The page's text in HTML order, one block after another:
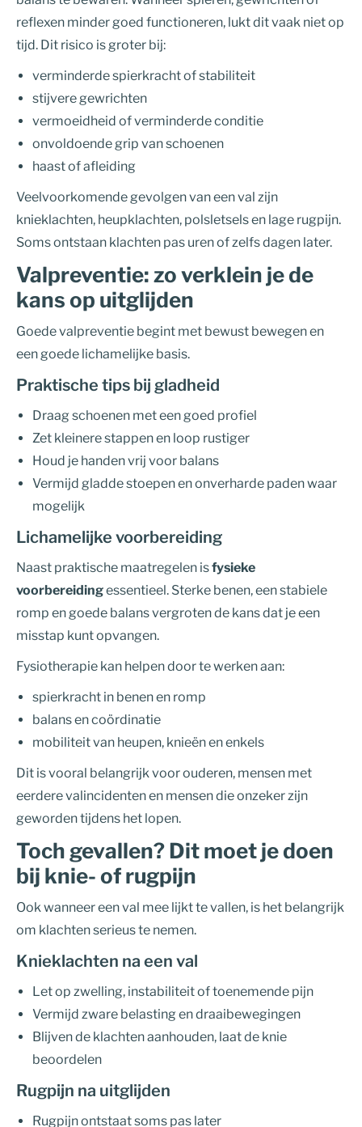
reflexen minder goed functioneren, lukt dit vaak niet op
tijd. Dit risico is groter bij:
verminderde spierkracht of stabiliteit
stijvere gewrichten
vermoeidheid of verminderde conditie
onvoldoende grip van schoenen
haast of afleiding
Veelvoorkomende gevolgen van een val zijn
knieklachten, heupklachten, polsletsels en lage rugpijn.
Soms ontstaan klachten pas uren of zelfs dagen later.
Valpreventie: zo verklein je de
kans op uitglijden
Goede valpreventie begint met bewust bewegen en
een goede lichamelijke basis.
Praktische tips bij gladheid
Draag schoenen met een goed profiel
Zet kleinere stappen en loop rustiger
Houd je handen vrij voor balans
Vermijd gladde stoepen en onverharde paden waar
mogelijk
Lichamelijke voorbereiding
Naast praktische maatregelen isfysieke
voorbereidingessentieel. Sterke benen, een stabiele
romp en goede balans vergroten de kans dat je een
misstap kunt opvangen.
Fysiotherapie kan helpen door te werken aan:
spierkracht in benen en romp
balans en coördinatie
mobiliteit van heupen, knieën en enkels
Dit is vooral belangrijk voor ouderen, mensen met
eerdere valincidenten en mensen die onzeker zijn
geworden tijdens het lopen.
Toch gevallen? Dit moet je doen
bij knie- of rugpijn
Ook wanneer een val mee lijkt te vallen, is het belangrijk
om klachten serieus te nemen.
Knieklachten na een val
Let op zwelling, instabiliteit of toenemende pijn
Vermijd zware belasting en draaibewegingen
Blijven de klachten aanhouden, laat de knie
beoordelen
Rugpijn na uitglijden
Rugpijn ontstaat soms pas later